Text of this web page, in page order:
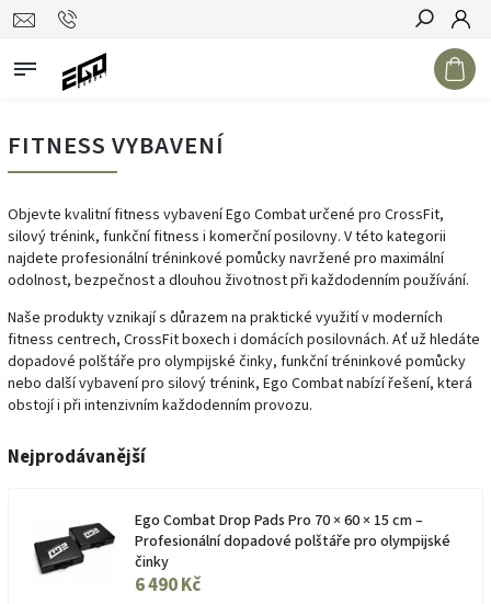
Hledat
FITNESS VYBAVENÍ
Objevte kvalitní fitness vybavení Ego Combat určené pro CrossFit,
silový trénink, funkční fitness i komerční posilovny. V této kategorii
najdete profesionální tréninkové pomůcky navržené pro maximální
odolnost, bezpečnost a dlouhou životnost při každodenním používání.
Naše produkty vznikají s důrazem na praktické využití v moderních
fitness centrech, CrossFit boxech i domácích posilovnách. Ať už hledáte
dopadové polštáře pro olympijské činky, funkční tréninkové pomůcky
nebo další vybavení pro silový trénink, Ego Combat nabízí řešení, která
obstojí i při intenzivním každodenním provozu.
Nejprodávanější
Ego Combat Drop Pads Pro 70 × 60 × 15 cm –
Profesionální dopadové polštáře pro olympijské
činky
6 490 Kč